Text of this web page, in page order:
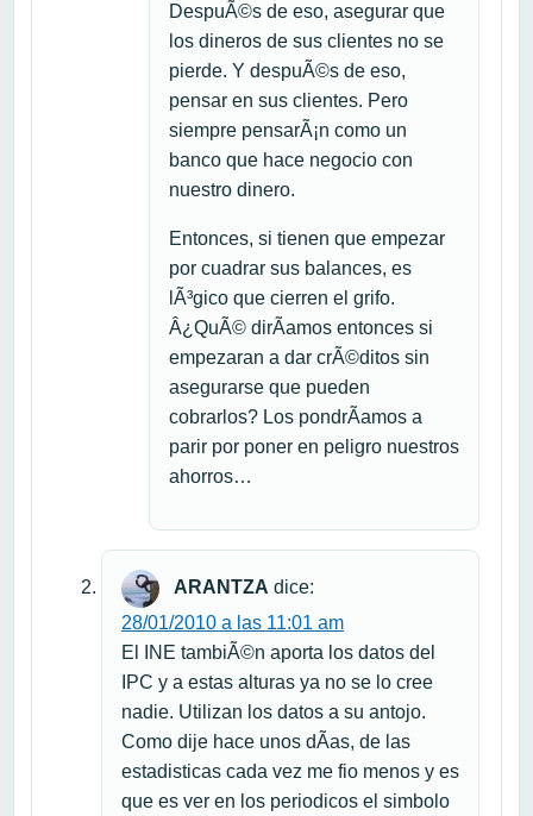
DespuÃ©s de eso, asegurar que
los dineros de sus clientes no se
pierde. Y despuÃ©s de eso,
pensar en sus clientes. Pero
siempre pensarÃ¡n como un
banco que hace negocio con
nuestro dinero.
Entonces, si tienen que empezar
por cuadrar sus balances, es
lÃ³gico que cierren el grifo.
Â¿QuÃ© dirÃ­amos entonces si
empezaran a dar crÃ©ditos sin
asegurarse que pueden
cobrarlos? Los pondrÃ­amos a
parir por poner en peligro nuestros
ahorros…
ARANTZA dice:
28/01/2010 a las 11:01 am
El INE tambiÃ©n aporta los datos del
IPC y a estas alturas ya no se lo cree
nadie. Utilizan los datos a su antojo.
Como dije hace unos dÃ­as, de las
estadisticas cada vez me fio menos y es
que es ver en los periodicos el simbolo